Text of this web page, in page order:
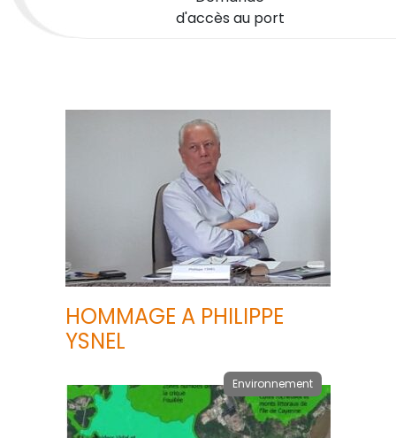
d'accès au port
HOMMAGE A PHILIPPE
YSNEL
Environnement